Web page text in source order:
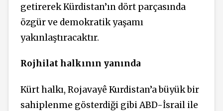
getirerek Kürdistan’ın dört parçasında
özgür ve demokratik yaşamı
yakınlaştıracaktır.
Rojhilat halkının yanında
Kürt halkı, Rojavayê Kurdistan’a büyük bir
sahiplenme gösterdiği gibi ABD-İsrail ile